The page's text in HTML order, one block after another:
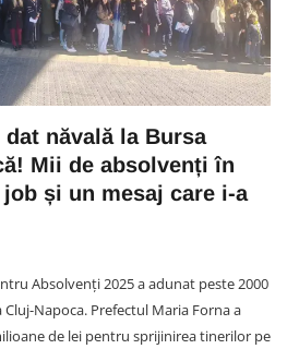
năvală la Bursa
Mii de absolvenți în
și un mesaj care i-a
Absolvenți 2025 a adunat peste 2000
Napoca. Prefectul Maria Forna a
de lei pentru sprijinirea tinerilor pe